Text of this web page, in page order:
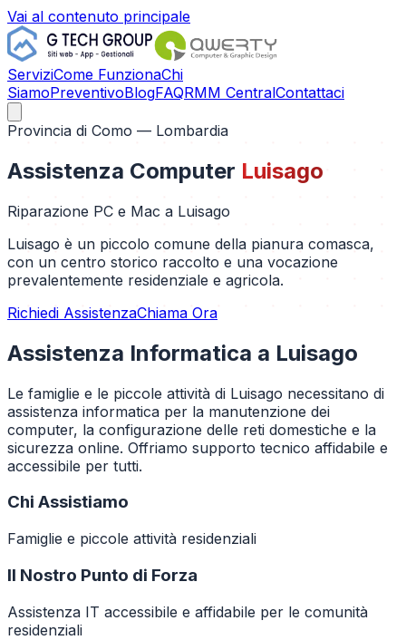
Vai al contenuto principale
ServiziCome FunzionaChi
SiamoPreventivoBlogFAQRMM CentralContattaci
Provincia di Como — Lombardia
Assistenza Computer Luisago
Riparazione PC e Mac a Luisago
Luisago è un piccolo comune della pianura comasca,
con un centro storico raccolto e una vocazione
prevalentemente residenziale e agricola.
Richiedi AssistenzaChiama Ora
Assistenza Informatica a Luisago
Le famiglie e le piccole attività di Luisago necessitano di
assistenza informatica per la manutenzione dei
computer, la configurazione delle reti domestiche e la
sicurezza online. Offriamo supporto tecnico affidabile e
accessibile per tutti.
Chi Assistiamo
Famiglie e piccole attività residenziali
Il Nostro Punto di Forza
Assistenza IT accessibile e affidabile per le comunità
residenziali